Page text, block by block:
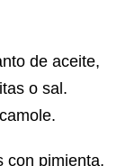
de aceite,
o sal.
con pimienta,